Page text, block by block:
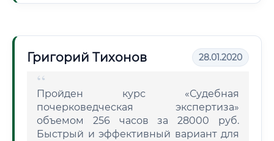
Григорий Тихонов 28.01.2020
Пройден курс «Судебная
почерковедческая экспертиза»
объемом 256 часов за 28000 руб.
Быстрый и эффективный вариант для